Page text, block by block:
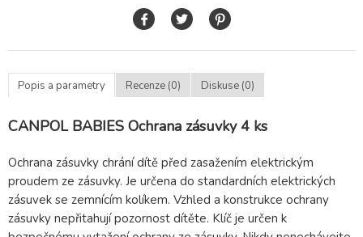
Popis a parametry Recenze (0) Diskuse (0)
CANPOL BABIES Ochrana zásuvky 4 ks
Ochrana zásuvky chrání dítě před zasažením elektrickým
proudem ze zásuvky. Je určena do standardních elektrických
zásuvek se zemnícím kolíkem. Vzhled a konstrukce ochrany
zásuvky nepřitahují pozornost dítěte. Klíč je určen k